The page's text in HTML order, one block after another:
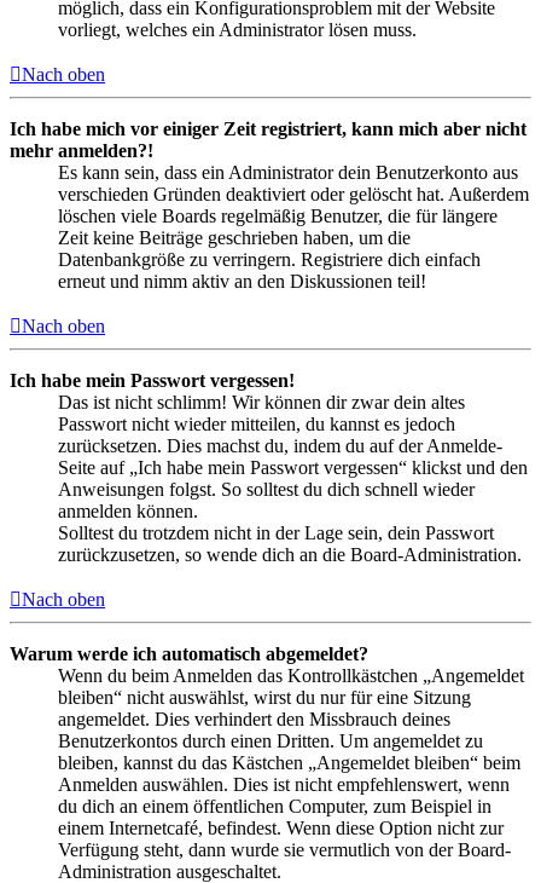
möglich, dass ein Konfigurationsproblem mit der Website
vorliegt, welches ein Administrator lösen muss.
Nach oben
Ich habe mich vor einiger Zeit registriert, kann mich aber nicht
mehr anmelden?!
Es kann sein, dass ein Administrator dein Benutzerkonto aus
verschieden Gründen deaktiviert oder gelöscht hat. Außerdem
löschen viele Boards regelmäßig Benutzer, die für längere
Zeit keine Beiträge geschrieben haben, um die
Datenbankgröße zu verringern. Registriere dich einfach
erneut und nimm aktiv an den Diskussionen teil!
Nach oben
Ich habe mein Passwort vergessen!
Das ist nicht schlimm! Wir können dir zwar dein altes
Passwort nicht wieder mitteilen, du kannst es jedoch
zurücksetzen. Dies machst du, indem du auf der Anmelde-
Seite auf „Ich habe mein Passwort vergessen“ klickst und den
Anweisungen folgst. So solltest du dich schnell wieder
anmelden können.
Solltest du trotzdem nicht in der Lage sein, dein Passwort
zurückzusetzen, so wende dich an die Board-Administration.
Nach oben
Warum werde ich automatisch abgemeldet?
Wenn du beim Anmelden das Kontrollkästchen „Angemeldet
bleiben“ nicht auswählst, wirst du nur für eine Sitzung
angemeldet. Dies verhindert den Missbrauch deines
Benutzerkontos durch einen Dritten. Um angemeldet zu
bleiben, kannst du das Kästchen „Angemeldet bleiben“ beim
Anmelden auswählen. Dies ist nicht empfehlenswert, wenn
du dich an einem öffentlichen Computer, zum Beispiel in
einem Internetcafé, befindest. Wenn diese Option nicht zur
Verfügung steht, dann wurde sie vermutlich von der Board-
Administration ausgeschaltet.